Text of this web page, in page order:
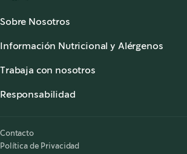
Sobre Nosotros
Sala de Prensa
Atención al Cliente
Accesibilidad,opens in a new tab
Información Nutricional y Alérgenos
Alérgenos,opens in a new tab
Trabaja con nosotros
Responsabilidad
Contacto
Política de Privacidad